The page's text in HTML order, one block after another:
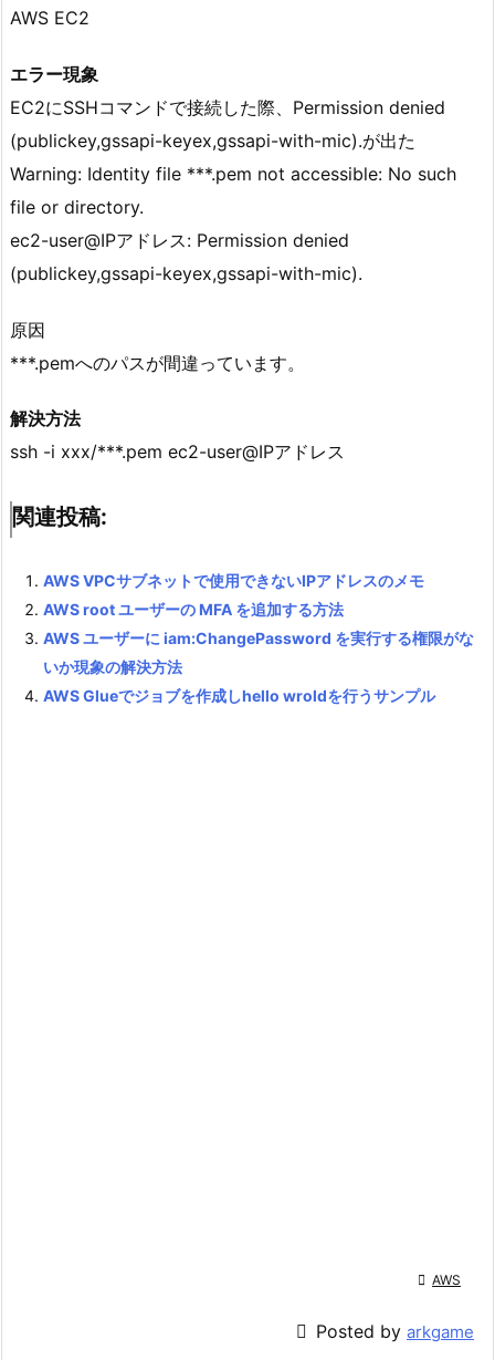
AWS EC2
エラー現象
EC2にSSHコマンドで接続した際、Permission denied
(publickey,gssapi-keyex,gssapi-with-mic).が出た
Warning: Identity file ***.pem not accessible: No such
file or directory.
ec2-user@IPアドレス: Permission denied
(publickey,gssapi-keyex,gssapi-with-mic).
原因
***.pemへのパスが間違っています。
解決方法
ssh -i xxx/***.pem ec2-user@IPアドレス
関連投稿:
AWS VPCサブネットで使用できないIPアドレスのメモ
AWS root ユーザーの MFA を追加する方法
AWS ユーザーに iam:ChangePassword を実行する権限がな
いか現象の解決方法
AWS Glueでジョブを作成しhello wroldを行うサンプル
 AWS
 Posted by arkgame